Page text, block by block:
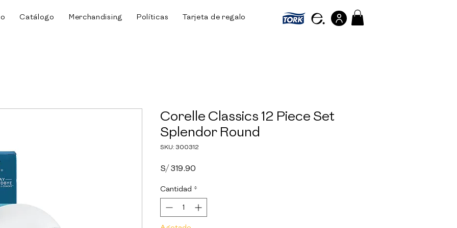
Catálogo Merchandising Políticas Tarjeta de regalo Referir personas
Corelle Classics 12 Piece Set
Splendor Round
SKU: 300312
S/ 319.90
Cantidad *